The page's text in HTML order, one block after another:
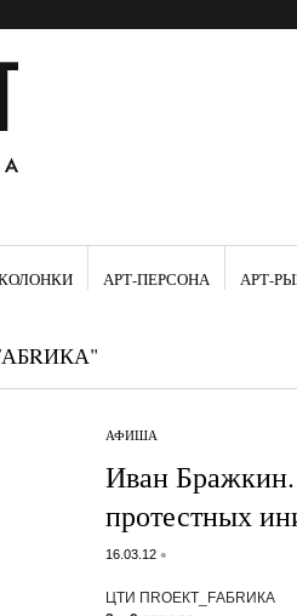
АРТ-ПЕРСОНА АРТ-
АФИША
Иван
протестных
16.03.12 •
ЦТИ ПRОЕКТ_FАБRИКА